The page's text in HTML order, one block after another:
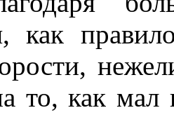
как
то, как